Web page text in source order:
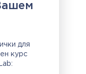
для
курс